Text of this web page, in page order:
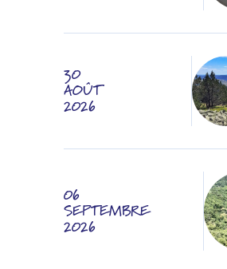
30
AOÛT
2026
06
SEPTEMBRE
2026